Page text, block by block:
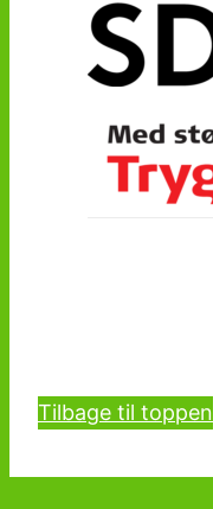
Tilbage til toppen